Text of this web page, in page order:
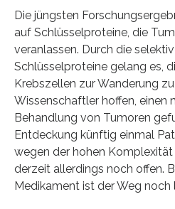
Die jüngsten
auf Schlüsselproteine, die
veranlassen. Durch die
Schlüsselproteine gelang es,
Krebszellen zur Wanderung
Wissenschaftler hoffen, einen
Behandlung von Tumoren
Entdeckung künftig einmal
wegen der hohen Komplexität
derzeit allerdings noch offen.
Medikament ist der Weg noch